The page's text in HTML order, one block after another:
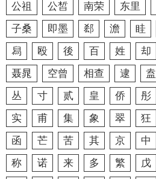
公祖
公皙 南荣 东里
子桑
即墨 郄 澹 眭
舄
殴 後 百 姓 却
聂晁
空曾 相查 逮 盍
丛
寸 贰 皇 侨 彤
实
甫 集 象 翠 狂
函
芒 苦 其 京 中
称
诺 来 多 繁 戊